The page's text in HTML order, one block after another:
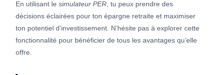
En utilisant le simulateur PER , tu peux prendre des
décisions éclairées pour ton épargne retraite et maximiser
ton potentiel d’investissement. N’hésite pas à explorer cette
fonctionnalité pour bénéficier de tous les avantages qu’elle
offre.